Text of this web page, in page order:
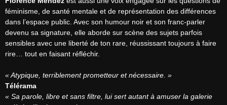
féminisme, de santé mentale et de représentation des différences
dans l’espace public. Avec son humour noir et son franc-parler
devenu sa signature, elle aborde sur scène des sujets parfois
sensibles avec une liberté de ton rare, réussissant toujours à faire
rire… tout en faisant réfléchir.
« Atypique, terriblement prometteur et nécessaire. »
Télérama
« Sa parole, libre et sans filtre, lui sert autant à amuser la galerie